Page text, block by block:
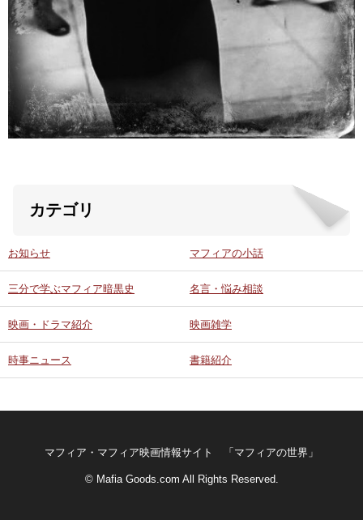
カテゴリ
お知らせ マフィアの小話
三分で学ぶマフィア暗黒史 名言・悩み相談
映画・ドラマ紹介 映画雑学
時事ニュース 書籍紹介
マフィア・マフィア映画情報サイト 「マフィアの世界」
© Mafia Goods.com All Rights Reserved.